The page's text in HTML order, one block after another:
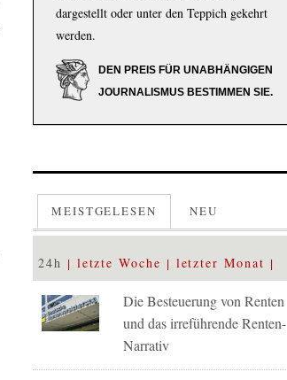
dargestellt oder unter den Teppich gekehrt
werden.
DEN PREIS FÜR UNABHÄNGIGEN
JOURNALISMUS BESTIMMEN SIE.
MEISTGELESEN NEU
24h letzte Woche letzter Monat
Die Besteuerung von Renten
und das irreführende Renten-
Narrativ